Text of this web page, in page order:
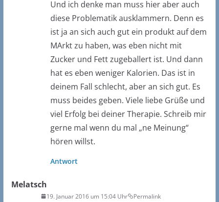
Und ich denke man muss hier aber auch
diese Problematik ausklammern. Denn es
ist ja an sich auch gut ein produkt auf dem
MArkt zu haben, was eben nicht mit
Zucker und Fett zugeballert ist. Und dann
hat es eben weniger Kalorien. Das ist in
deinem Fall schlecht, aber an sich gut. Es
muss beides geben. Viele liebe Grüße und
viel Erfolg bei deiner Therapie. Schreib mir
gerne mal wenn du mal „ne Meinung“
hören willst.
Antwort
Melatsch
19. Januar 2016 um 15:04 Uhr Permalink